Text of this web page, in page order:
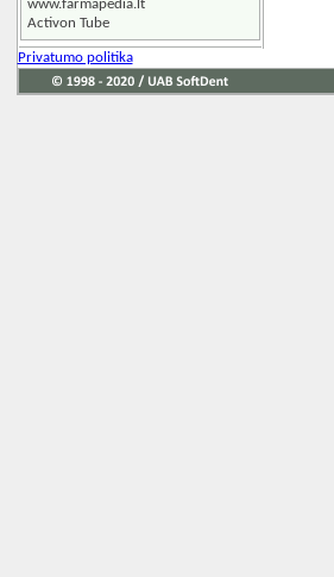
www.farmapedia.lt
Activon Tube
Privatumo politika